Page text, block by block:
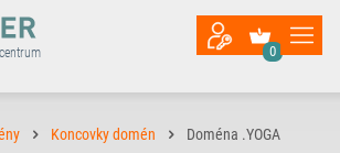
0
Koncovky domén Doména .YOGA